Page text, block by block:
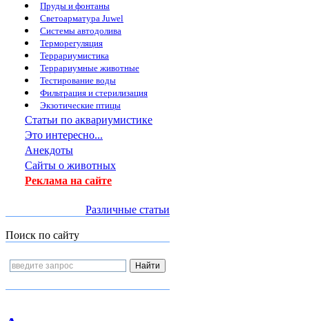
Пруды и фонтаны
Светоарматура Juwel
Системы автодолива
Терморегуляция
Террариумистика
Террариумные животные
Тестирование воды
Фильтрация и стерилизация
Экзотические птицы
Статьи по аквариумистике
Это интересно...
Анекдоты
Сайты о животных
Реклама на сайте
Различные статьи
Поиск по сайту